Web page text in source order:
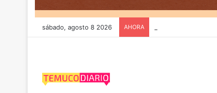
sábado, agosto 8 2026 AHORA